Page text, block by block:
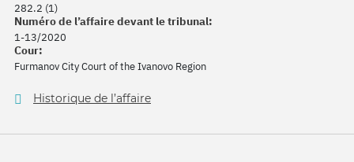
282.2 (1)
Numéro de l’affaire devant le tribunal:
1-13/2020
Cour:
Furmanov City Court of the Ivanovo Region
Historique de l’affaire